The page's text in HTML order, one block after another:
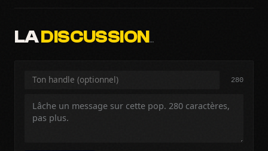
LADISCUSSION…
280